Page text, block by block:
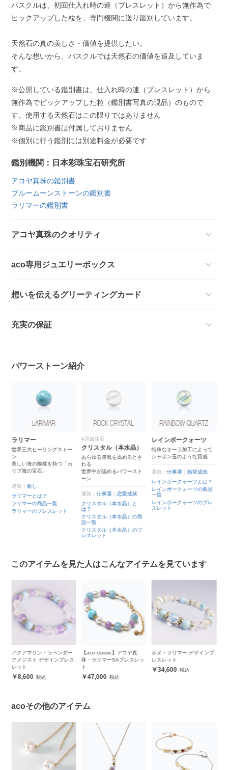
パスクルは、初回仕入れ時の連（ブレスレット）から無作為で
ピックアップした粒を、専門機関に送り鑑別しています。
天然石の真の美しさ・価値を提供したい。
そんな想いから、パスクルでは天然石の価値を追及していま
す。
※公開している鑑別書は、仕入れ時の連（ブレスレット）から
無作為でピックアップした粒（鑑別書写真の現品）のもので
す。使用する天然石はこの限りではありません
※商品に鑑別書は付属しておりません
※個別に行う鑑別には別途料金が必要です
鑑別機関：日本彩珠宝石研究所
アコヤ真珠の鑑別書
ブルームーンストーンの鑑別書
ラリマーの鑑別書
アコヤ真珠のクオリティ
aco専用ジュエリーボックス
想いを伝えるグリーティングカード
充実の保証
パワーストーン紹介
4月誕生石
クリスタル（本水晶）
あらゆる運気を高めるとさ
れる
世界中が認めるパワースト
運気： 仕事運 ｜
クリスタル（本水晶）と
は？
レインボークォーツ
特殊なオーラ加工によって
シャボン玉のような質感
運気：仕事運｜願望成就
レインボークォーツとは？
一覧
レインボークォーツのブレ
スレット
6月誕生石
アコヤ真珠
光沢、色合いが最上級
運気： 健康 ｜
癒し
アコヤ真珠とは？
アコヤ真珠の商品一覧
アコヤ真珠のブレスレット
このアイテムを見た人はこんなアイテムを見ています
【aco classic】アコヤ真
珠・ラリマーSAブレスレッ
ト
47,000
ホヌ・ラリマー デザインブ
レスレット
世界三大ヒーリングストー
ン デザインブレスレット
21,000
acoその他のアイテム